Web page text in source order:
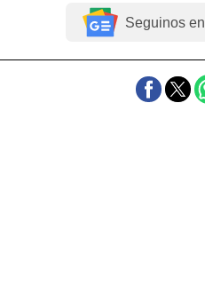
Seguinos en